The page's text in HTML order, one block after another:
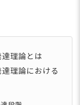
達理論とは
達理論における